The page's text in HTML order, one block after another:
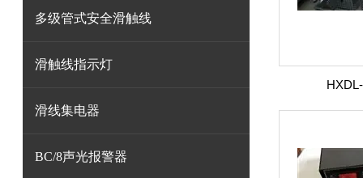
多级管式安全滑触线
滑触线指示灯
滑线集电器
BC/8声光报警器